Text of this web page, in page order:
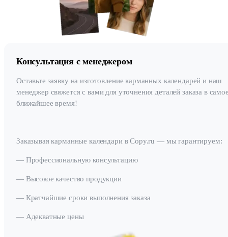
Консультация с менеджером
Оставьте заявку на изготовление карманных календарей и наш
менеджер свяжется с вами для уточнения деталей заказа в
ближайшее время!
Заказывая карманные календари в Copy.ru — мы гарантируем:
— Профессиональную консультацию
— Высокое качество продукции
— Кратчайшие сроки выполнения заказа
— Адекватные цены